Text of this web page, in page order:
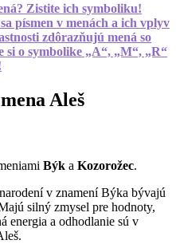
Zistite ich symboliku!
písmen v menách a ich vplyv
zdôrazňujú mená so
si o symbolike „A“, „M“, „R“
Aleš
Býk a Kozorožec.
v znamení Býka bývajú
silný zmysel pre hodnoty,
energia a odhodlanie sú v